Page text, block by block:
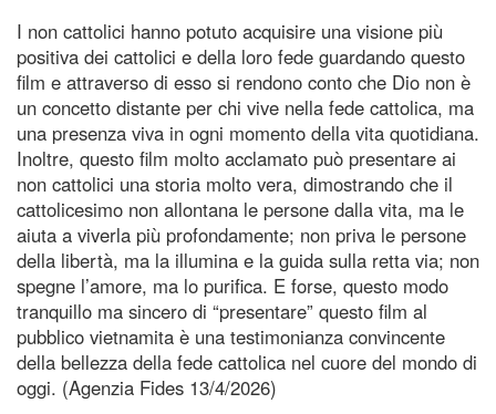
I non cattolici hanno potuto acquisire una visione più
positiva dei cattolici e della loro fede guardando questo
film e attraverso di esso si rendono conto che Dio non è
un concetto distante per chi vive nella fede cattolica, ma
una presenza viva in ogni momento della vita quotidiana.
Inoltre, questo film molto acclamato può presentare ai
non cattolici una storia molto vera, dimostrando che il
cattolicesimo non allontana le persone dalla vita, ma le
aiuta a viverla più profondamente; non priva le persone
della libertà, ma la illumina e la guida sulla retta via; non
spegne l’amore, ma lo purifica. E forse, questo modo
tranquillo ma sincero di “presentare” questo film al
pubblico vietnamita è una testimonianza convincente
della bellezza della fede cattolica nel cuore del mondo di
oggi. (Agenzia Fides 13/4/2026)